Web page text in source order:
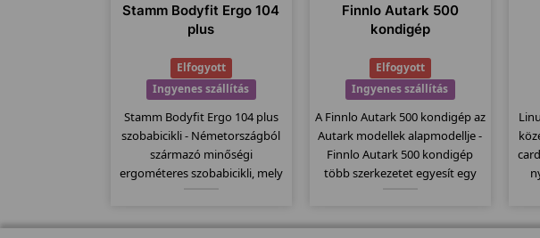
Stamm Bodyfit Ergo 104
plus
Elfogyott
Ingyenes szállítás
Stamm Bodyfit Ergo 104 plus
szobabicikli - Németországból
származó minőségi
ergométeres szobabicikli, mely
extra 150kg-os teherbírás is
Finnlo Autark 500
kondigép
Elfogyott
Ingyenes szállítás
A Finnlo Autark 500 kondigép az
Autark modellek alapmodellje -
Finnlo Autark 500 kondigép
több szerkezetet egyesít egy
húzódzkodás, pillangó,